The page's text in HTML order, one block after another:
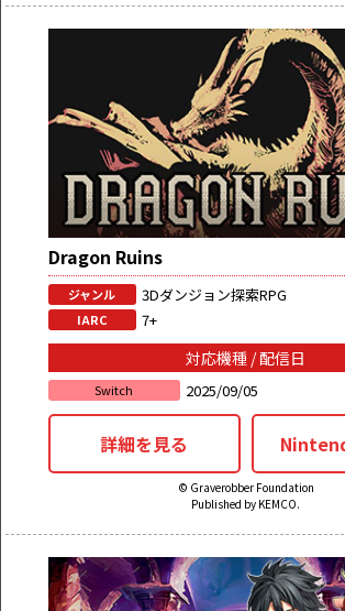
Dragon Ruins
ジャンル 3Dダンジョン探索RPG
IARC 7+
対応機種 / 配信日
Switch 2025/09/05
詳細を見る
© Graverobber Foundation
Published by KEMCO.